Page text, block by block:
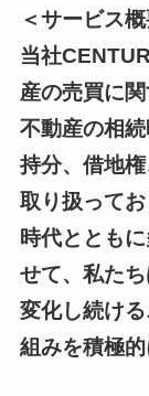
＜サービス概
当社
産の売買に
不動産の相
持分、借地
取り扱って
時代ととも
せて、私たち
変化し続け
組みを積極